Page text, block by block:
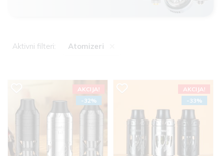
Aktivni filteri: Atomizeri
AKCIJA!
-32%
AKCIJA!
-33%